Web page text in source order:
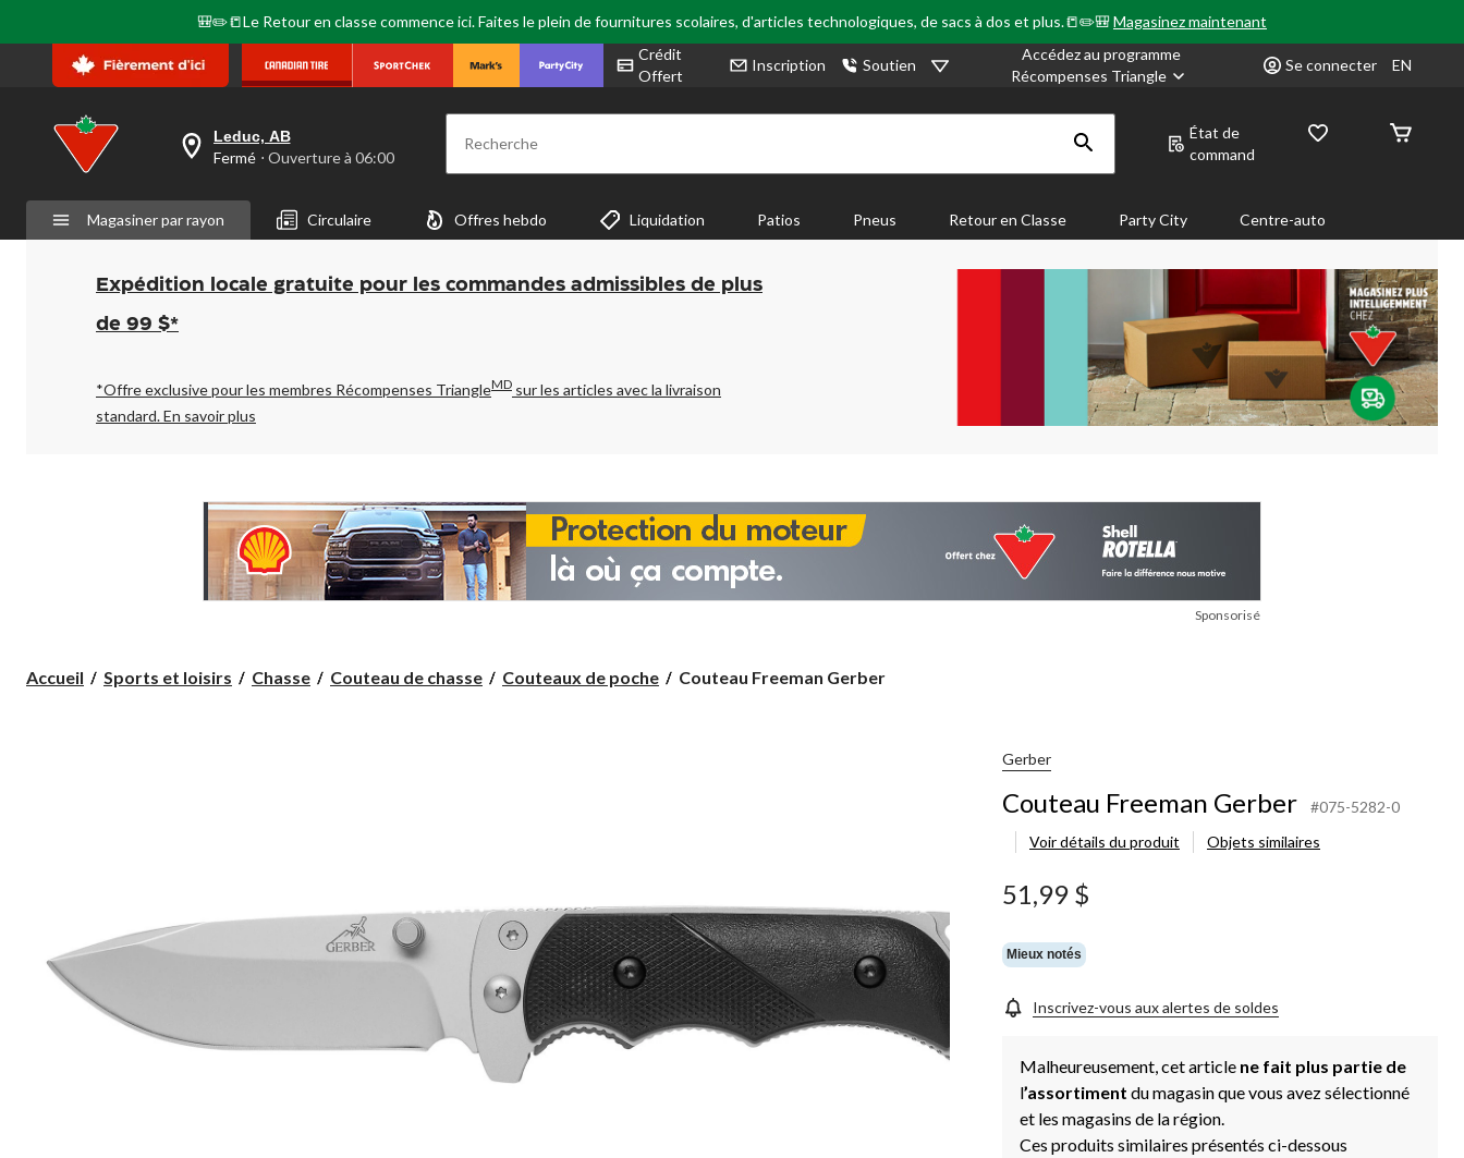
🎒✏️📒Le Retour en classe commence ici. Faites le plein de fournitures scolaires, d'articles technologiques, de sacs à dos et plus.📒✏️🎒Magasinez maintenant
Crédit
Offert
Inscription Soutien
Accédez au programme
Récompenses Triangle
Se connecter EN
votre
est
Leduc,
AB,
Fermé,
Ouverture
à
pour
changer
Leduc, AB
Fermé ⋅ Ouverture à 06:00 Recherche
État de
command
Magasiner par rayon Circulaire Offres hebdo Liquidation Patios Pneus Retour en Classe Party City Centre-auto
Expédition locale gratuite pour les commandes admissibles de plus
de 99 $*
*Offre exclusive pour les membres Récompenses TriangleMD sur les articles avec la livraison
standard.En savoir plus
Sponsorisé
Accueil Sports et loisirs Chasse Couteau de chasse Couteaux de poche
Couteau
Couteau Freeman Gerber
Gerber
Couteau Freeman Gerber
#075-5282-0
Voir détails du produit
Objets similaires
51,99 $
Mieux notés
Inscrivez-vous aux alertes de soldes
Malheureusement, cet article ne fait plus partie de
l’assortiment du magasin que vous avez sélectionné
et les magasins de la région.
Ces produits similaires présentés ci-dessous